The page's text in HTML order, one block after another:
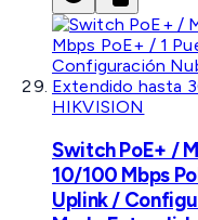
HIKVISION
Switch PoE+ /
10/100 Mbps
Uplink /